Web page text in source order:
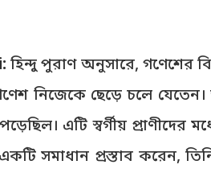
হিন্দু পুরাণ অনুসারে, গণেশের
নিজেকে ছেড়ে চলে
এটি স্বর্গীয় প্রাণীদের
সমাধান প্রস্তাব করেন,